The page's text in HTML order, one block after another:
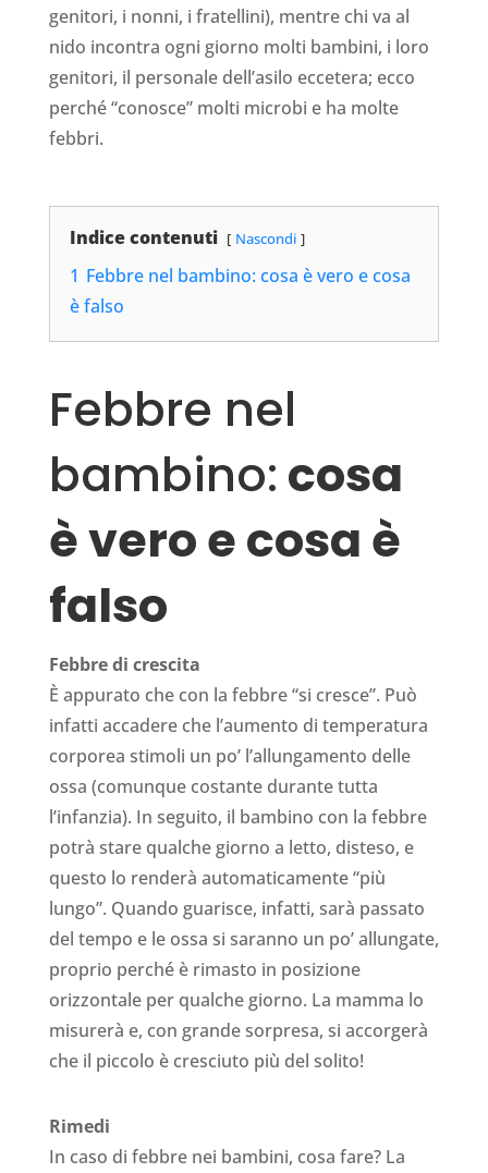
genitori, i nonni, i fratellini), mentre chi va al
nido incontra ogni giorno molti bambini, i loro
genitori, il personale dell’asilo eccetera; ecco
perché “conosce” molti microbi e ha molte
febbri.
Indice contenuti Nascondi
1 Febbre nel bambino: cosa è vero e cosa
è falso
Febbre nel
bambino: cosa
è vero e cosa è
falso
Febbre di crescita
È appurato che con la febbre “si cresce”. Può
infatti accadere che l’aumento di temperatura
corporea stimoli un po’ l’allungamento delle
ossa (comunque costante durante tutta
l’infanzia). In seguito, il bambino con la febbre
potrà stare qualche giorno a letto, disteso, e
questo lo renderà automaticamente “più
lungo”. Quando guarisce, infatti, sarà passato
del tempo e le ossa si saranno un po’ allungate,
proprio perché è rimasto in posizione
orizzontale per qualche giorno. La mamma lo
misurerà e, con grande sorpresa, si accorgerà
che il piccolo è cresciuto più del solito!
Rimedi
In caso di febbre nei bambini, cosa fare? La